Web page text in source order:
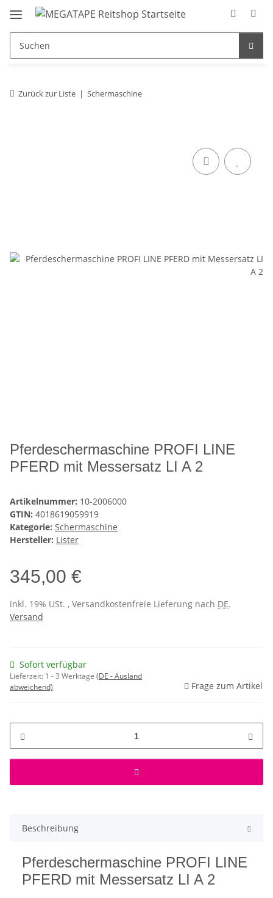
Zurück zur Liste Schermaschine
Pferdeschermaschine PROFI LINE
PFERD mit Messersatz LI A 2
Artikelnummer: 10-2006000
GTIN: 4018619059919
Kategorie: Schermaschine
Hersteller: Lister
345,00 €
inkl. 19% USt. , Versandkostenfreie Lieferung nach DE.
Versand
Sofort verfügbar
Lieferzeit: 1 - 3 Werktage (DE - Ausland
abweichend)
Frage zum Artikel
Beschreibung
Pferdeschermaschine PROFI LINE
PFERD mit Messersatz LI A 2